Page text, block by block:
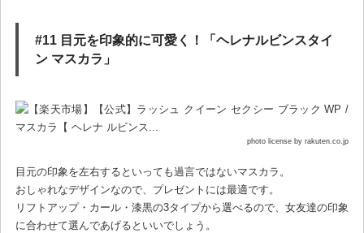
#11 目元を印象的に可愛く！「ヘレナルビンスタイ
ン マスカラ」
photo license by rakuten.co.jp
目元の印象を左右するといっても過言ではないマスカラ。
おしゃれなデザインなので、プレゼントには最適です。
リフトアップ・カール・漆黒の3タイプから選べるので、女友達の印象
に合わせて選んであげるといいでしょう。